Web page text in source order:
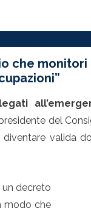
che monitori
del
diventare valida
un decreto
modo che